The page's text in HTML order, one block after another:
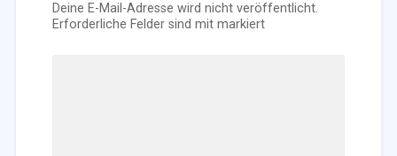
Deine E-Mail-Adresse wird nicht veröffentlicht.
Erforderliche Felder sind mitmarkiert